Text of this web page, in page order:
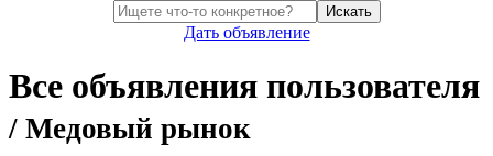
Искать
Дать объявление
Все объявления пользователя
/ Медовый рынок